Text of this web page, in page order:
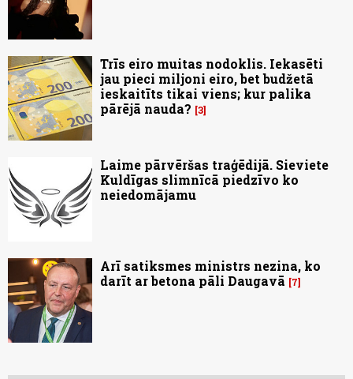
Trīs eiro muitas nodoklis. Iekasēti
jau pieci miljoni eiro, bet budžetā
ieskaitīts tikai viens; kur palika
pārējā nauda? 3
Laime pārvēršas traģēdijā. Sieviete
Kuldīgas slimnīcā piedzīvo ko
neiedomājamu
Arī satiksmes ministrs nezina, ko
darīt ar betona pāli Daugavā
7